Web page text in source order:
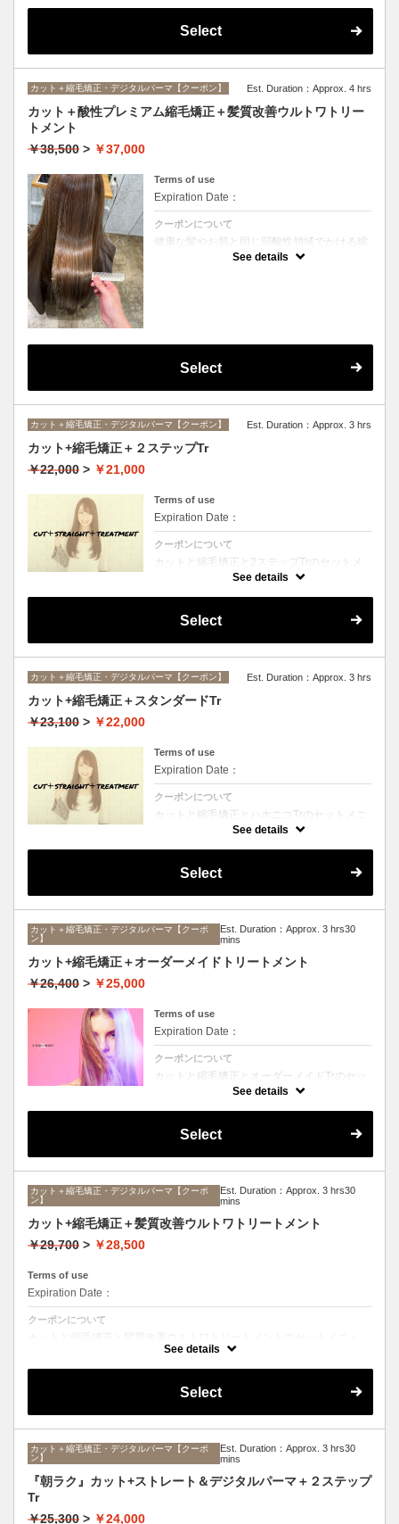
Select
カット＋縮毛矯正・デジタルパーマ【クーポン】 Est. Duration：Approx. 4 hrs
カット＋酸性プレミアム縮毛矯正＋髪質改善ウルトワトリー
トメント
￥38,500 > ￥37,000
Terms of use
Expiration Date：
クーポンについて
健康な髪やお肌と同じ弱酸性領域でかける縮
毛矯正☆髪を瘦せさせることなく、気になる
癖をナチュラルに伸ばせるスペシャルな縮毛
See details
Select
カット＋縮毛矯正・デジタルパーマ【クーポン】 Est. Duration：Approx. 3 hrs
カット+縮毛矯正＋２ステップTr
￥22,000 > ￥21,000
Terms of use
Expiration Date：
クーポンについて
カットと縮毛矯正と2ステップTrのセットメ
ニュー。髪質や状態に合わせて薬剤選定致し
See details
Select
カット＋縮毛矯正・デジタルパーマ【クーポン】 Est. Duration：Approx. 3 hrs
カット+縮毛矯正＋スタンダードTr
￥23,100 > ￥22,000
Terms of use
Expiration Date：
クーポンについて
カットと縮毛矯正とハホニコTrのセットメニ
ュー。髪質や状態に合わせて薬剤選定致しま
See details
Select
カット＋縮毛矯正・デジタルパーマ【クーポ
ン】
Est. Duration：Approx. 3 hrs30
mins
カット+縮毛矯正＋オーダーメイドトリートメント
￥26,400 > ￥25,000
Terms of use
Expiration Date：
クーポンについて
カットと縮毛矯正とオーダーメイドTrのセッ
トメニュー。髪質や状態に合わせて薬剤選定
See details
Select
カット＋縮毛矯正・デジタルパーマ【クーポ
ン】
Est. Duration：Approx. 3 hrs30
mins
カット+縮毛矯正＋髪質改善ウルトワトリートメント
￥29,700 > ￥28,500
Terms of use
Expiration Date：
クーポンについて
カットと縮毛矯正と髪質改善ウルトワトリートメントのセットメニュ
ー。髪質や状態に合わせて薬剤選定致します。ロング料金なし
See details
Select
カット＋縮毛矯正・デジタルパーマ【クーポ
ン】
Est. Duration：Approx. 3 hrs30
mins
『朝ラク』カット+ストレート＆デジタルパーマ＋２ステップ
Tr
￥25,300 > ￥24,000